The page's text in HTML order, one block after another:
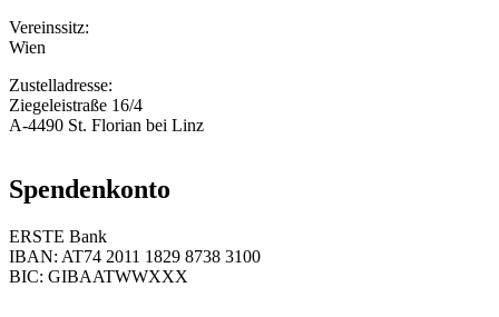
Vereinssitz:
Wien
Zustelladresse:
Ziegeleistraße 16/4
A-4490 St. Florian bei Linz
Spendenkonto
ERSTE Bank
IBAN: AT74 2011 1829 8738 3100
BIC: GIBAATWWXXX